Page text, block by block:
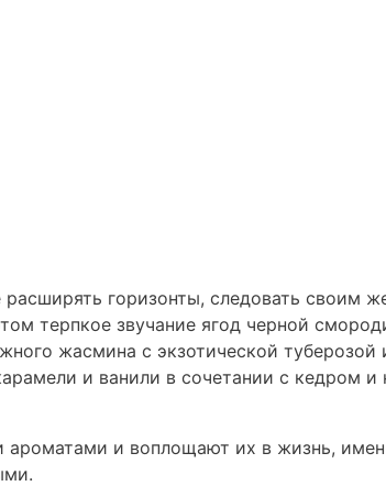
горизонты, следовать своим
терпкое звучание ягод черной
жасмина с экзотической туберозой
и ванили в сочетании с кедром и
и воплощают их в жизнь,